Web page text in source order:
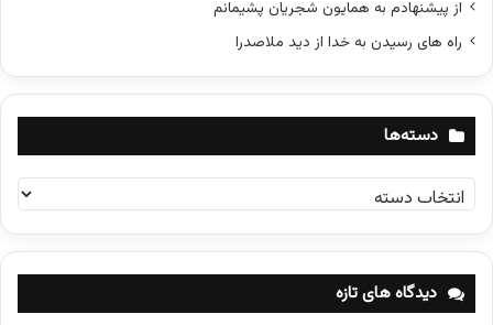
از پیشنهادم به همایون شجریان پشیمانم
راه های رسیدن به خدا از دید ملاصدرا
دسته‌ها
س
ت
ه‌
ه
دیدگاه های تازه